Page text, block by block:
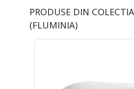
PRODUSE DIN COLECTIA
(FLUMINIA)